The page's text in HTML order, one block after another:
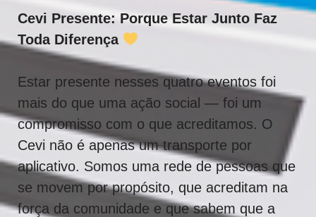
Cevi Presente: Porque Estar Junto Faz
Toda Diferença
Estar presente nesses quatro eventos foi
mais do que uma ação social — foi um
compromisso com o que acreditamos. O
Cevi não é apenas um transporte por
aplicativo. Somos uma rede de pessoas que
se movem por propósito, que acreditam na
força da comunidade e que sabem que a